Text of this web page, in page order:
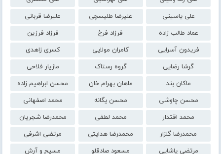
علی یاسینی
علیرضا طلیسچی
علیرضا قربانی
عماد طالب زاده
فرزاد فرخ
فرزاد فرزین
فریدون آسرایی
کامران مولایی
کسری زاهدی
گرشا رضایی
گروه رستاک
مازیار فلاحی
ماکان بند
ماهان بهرام خان
محسن ابراهیم زاده
محسن چاوشی
محسن یگانه
محمد اصفهانی
محمد اقتدار
محمد لطفی
محمدرضا شجریان
محمدرضا گلزار
محمدرضا هدایتی
مرتضی اشرفی
مرتضی پاشایی
مسعود صادقلو
مسیح و آرش